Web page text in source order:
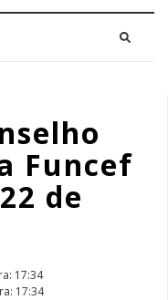
Funcef
de
17:34
17:34